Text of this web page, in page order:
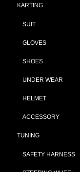
KARTING
SUIT
GLOVES
SHOES
UNDER WEAR
HELMET
ACCESSORY
TUNING
SAFETY HARNESS